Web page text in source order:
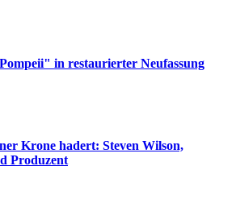
in restaurierter Neufassung
Krone hadert: Steven Wilson,
Produzent